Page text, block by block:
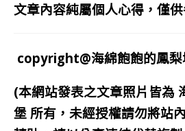
文章內容純屬個人心得，僅供
copyright@海綿飽飽的鳳梨
(本網站發表之文章照片皆為
堡 所有，未經授權請勿將站